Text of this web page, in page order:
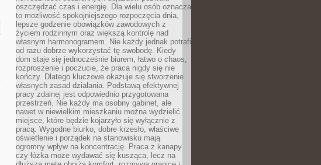
oszczędzać czas i energię. Dla wielu osób oznacza
to możliwość spokojniejszego rozpoczęcia dnia,
lepsze godzenie obowiązków zawodowych z
życiem rodzinnym oraz większą kontrolę nad
własnym harmonogramem. Nie każdy jednak potrafi
od razu dobrze wykorzystać tę swobodę. Kiedy
dom staje się jednocześnie biurem, łatwo o chaos,
rozproszenie i poczucie, że praca nigdy się nie
kończy. Dlatego kluczowe okazuje się stworzenie
własnych zasad działania. Podstawą efektywnej
pracy zdalnej jest odpowiednio przygotowana
przestrzeń. Nie każdy ma osobny gabinet, ale
nawet w niewielkim mieszkaniu można wydzielić
miejsce, które będzie kojarzyło się wyłącznie z
pracą. Wygodne biurko, dobre krzesło, właściwe
oświetlenie i porządek na stanowisku mają
ogromny wpływ na koncentrację. Praca z kanapy
czy łóżka może wydawać się kusząca, lecz na